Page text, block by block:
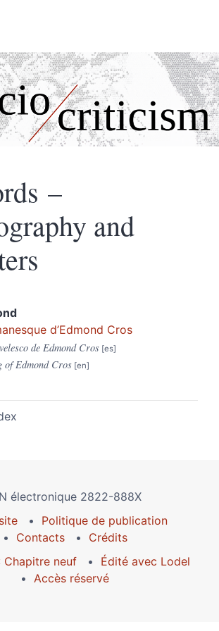
–
and
d’Edmond Cros
de Edmond Cros
of Edmond Cros
électronique 2822-888X
Politique de publication
Contacts
Crédits
Chapitre neuf
Édité avec Lodel
Accès réservé